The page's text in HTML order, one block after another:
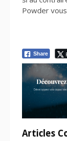
Powder
Share
Articles